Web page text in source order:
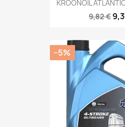
KROONOIL
9,82 €
−5%